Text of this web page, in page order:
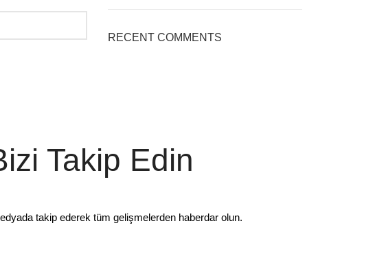
RECENT COMMENTS
Takip Edin
takip ederek tüm gelişmelerden haberdar olun.